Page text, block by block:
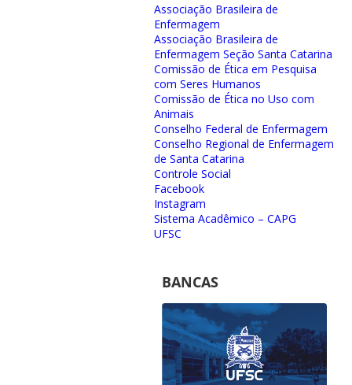
Associação Brasileira de
Enfermagem
Associação Brasileira de
Enfermagem Seção Santa Catarina
Comissão de Ética em Pesquisa
com Seres Humanos
Comissão de Ética no Uso com
Animais
Conselho Federal de Enfermagem
Conselho Regional de Enfermagem
de Santa Catarina
Controle Social
Facebook
Instagram
Sistema Acadêmico – CAPG
UFSC
BANCAS